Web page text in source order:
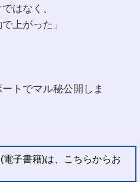
はなく、
上がった」
トでマル秘公開しま
子書籍)は、こちらからお